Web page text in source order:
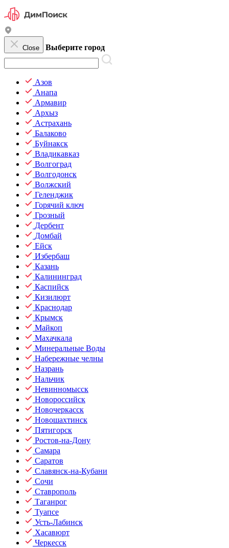
Close Выберите город
Азов
Анапа
Армавир
Архыз
Астрахань
Балаково
Буйнакск
Владикавказ
Волгоград
Волгодонск
Волжский
Геленджик
Горячий ключ
Грозный
Дербент
Домбай
Ейск
Избербаш
Казань
Калининград
Каспийск
Кизилюрт
Краснодар
Крымск
Майкоп
Махачкала
Минеральные Воды
Набережные челны
Назрань
Нальчик
Невинномысск
Новороссийск
Новочеркасск
Новошахтинск
Пятигорск
Ростов-на-Дону
Самара
Саратов
Славянск-на-Кубани
Сочи
Ставрополь
Таганрог
Туапсе
Усть-Лабинск
Хасавюрт
Черкесск